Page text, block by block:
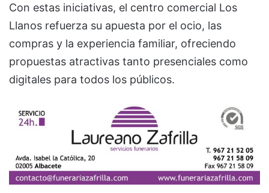
Con estas iniciativas, el centro comercial Los
Llanos refuerza su apuesta por el ocio, las
compras y la experiencia familiar, ofreciendo
propuestas atractivas tanto presenciales como
digitales para todos los públicos.